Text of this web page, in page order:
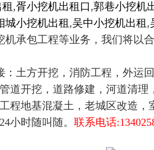
,胥小挖机出租口 ,郭巷小挖机
城小挖机出租 ,吴中小挖机出租 ,
机承包工程等业务，我们将以
：土方开挖，消防工程，外运
道开挖，道路修建，河道清
程地基混凝土，老城区改造
小时随叫随。 联系电话